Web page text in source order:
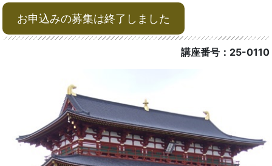
お申込みの募集は終了しました
講座番号：25-0110